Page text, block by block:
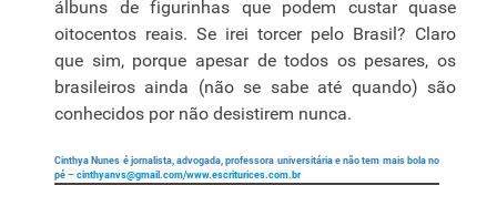
álbuns de figurinhas que podem custar quase
oitocentos reais. Se irei torcer pelo Brasil? Claro
que sim, porque apesar de todos os pesares, os
brasileiros ainda (não se sabe até quando) são
conhecidos por não desistirem nunca.
Cinthya Nunes é jornalista, advogada, professora universitária e não tem mais bola no
pé – cinthyanvs@gmail.com/www.escriturices.com.br